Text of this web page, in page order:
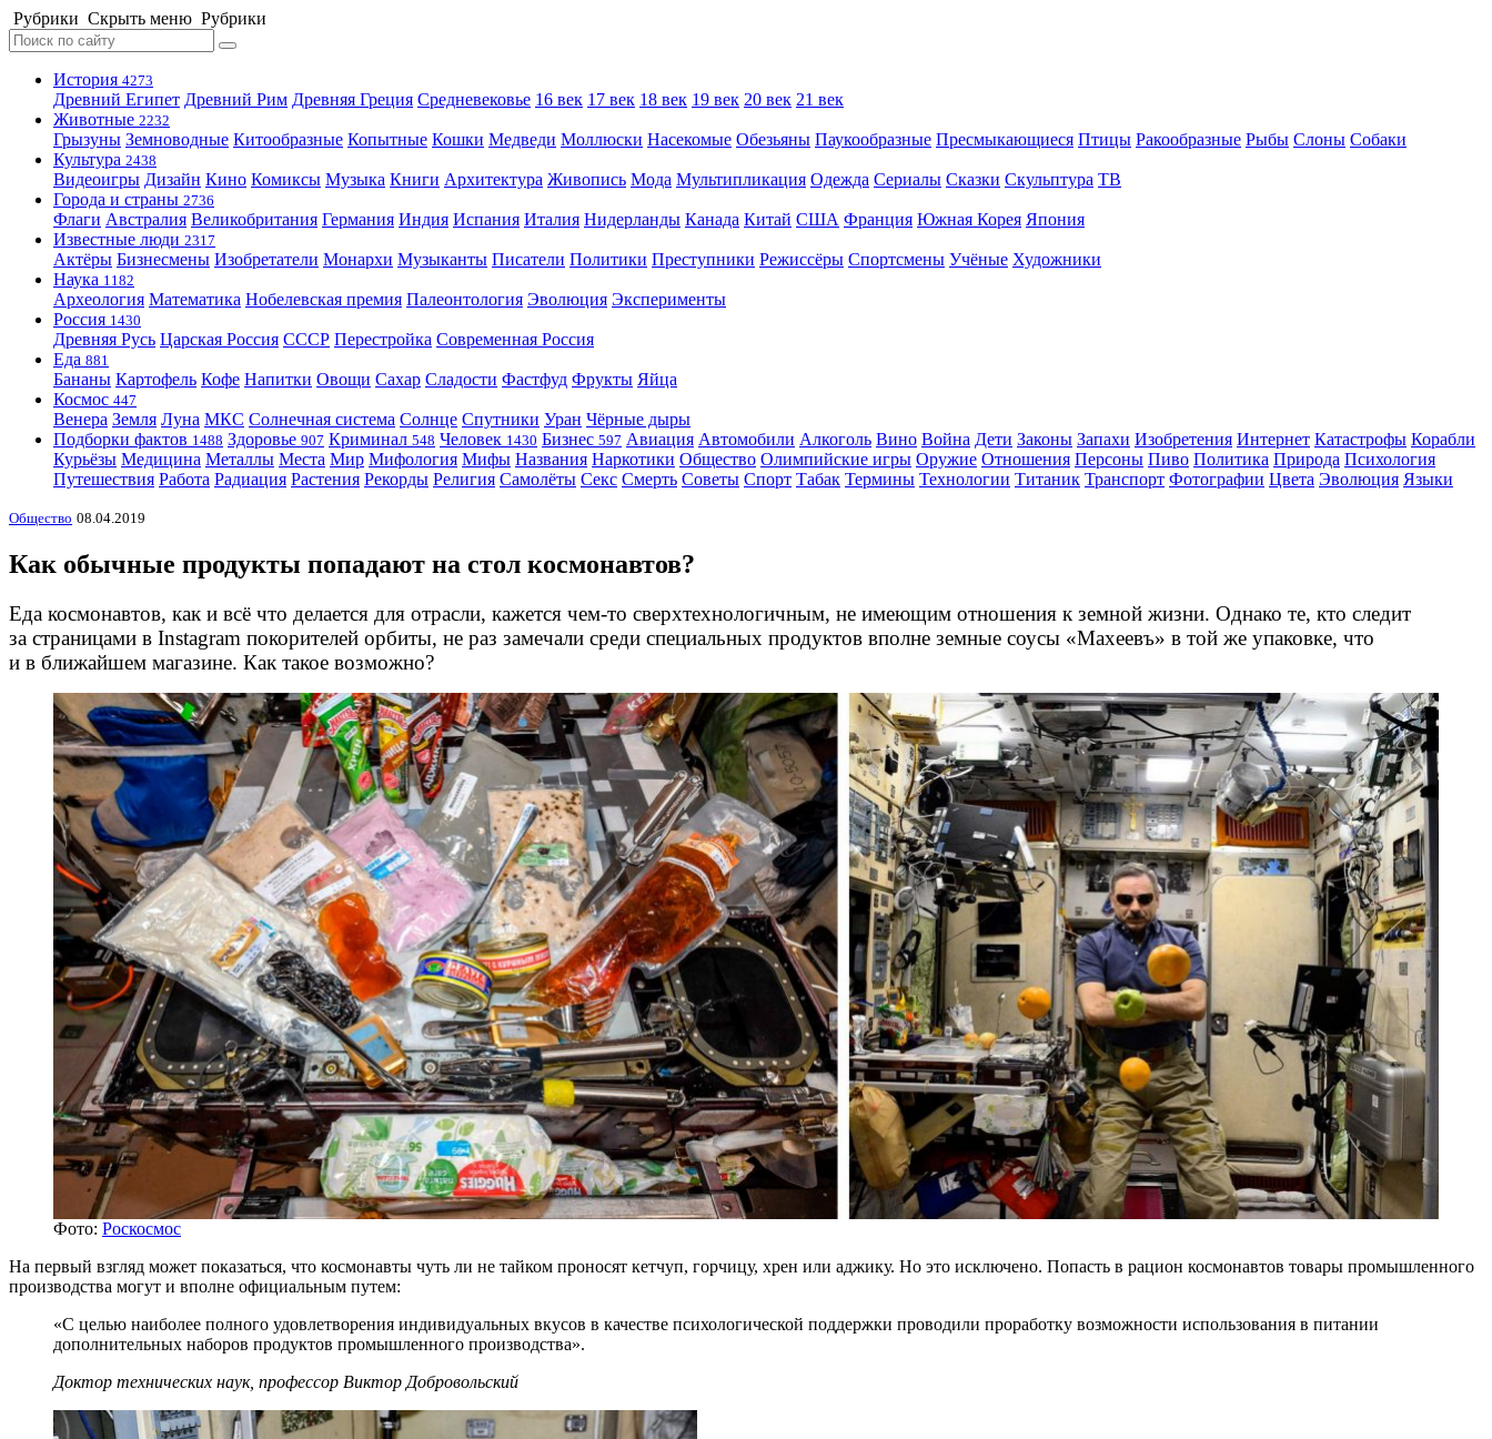
Рубрики Скрыть меню Рубрики
История 4273
Древний Египет Древний Рим Древняя Греция Средневековье 16 век 17 век 18 век 19 век 20 век 21 век
Животные 2232
Грызуны Земноводные Китообразные Копытные Кошки Медведи Моллюски Насекомые Обезьяны Паукообразные Пресмыкающиеся Птицы Ракообразные Рыбы Слоны Собаки
Культура 2438
Видеоигры Дизайн Кино Комиксы Музыка Книги Архитектура Живопись Мода Мультипликация Одежда Сериалы Сказки Скульптура ТВ
Города и страны 2736
Флаги Австралия Великобритания Германия Индия Испания Италия Нидерланды Канада Китай США Франция Южная Корея Япония
Известные люди 2317
Актёры Бизнесмены Изобретатели Монархи Музыканты Писатели Политики Преступники Режиссёры Спортсмены Учёные Художники
Наука 1182
Археология Математика Нобелевская премия Палеонтология Эволюция Эксперименты
Россия 1430
Древняя Русь Царская Россия СССР Перестройка Современная Россия
Еда 881
Бананы Картофель Кофе Напитки Овощи Сахар Сладости Фастфуд Фрукты Яйца
Космос 447
Венера Земля Луна МКС Солнечная система Солнце Спутники Уран Чёрные дыры
Подборки фактов 1488 Здоровье 907 Криминал 548 Человек 1430 Бизнес 597 Авиация Автомобили Алкоголь Вино Война Дети Законы Запахи Изобретения Интернет Катастрофы Корабли
Курьёзы Медицина Металлы Места Мир Мифология Мифы Названия Наркотики Общество Олимпийские игры Оружие Отношения Персоны Пиво Политика Природа Психология
Путешествия Работа Радиация Растения Рекорды Религия Самолёты Секс Смерть Советы Спорт Табак Термины Технологии Титаник Транспорт Фотографии Цвета Эволюция Языки
Общество 08.04.2019
Как обычные продукты попадают на стол космонавтов?
Еда космонавтов, как и всё что делается для отрасли, кажется чем-то сверхтехнологичным, не имеющим отношения к земной жизни. Однако те, кто следит
за страницами в Instagram покорителей орбиты, не раз замечали среди специальных продуктов вполне земные соусы «Махеевъ» в той же упаковке, что
и в ближайшем магазине. Как такое возможно?
Фото: Роскосмос
На первый взгляд может показаться, что космонавты чуть ли не тайком проносят кетчуп, горчицу, хрен или аджику. Но это исключено. Попасть в рацион космонавтов товары промышленного
производства могут и вполне официальным путем:
«С целью наиболее полного удовлетворения индивидуальных вкусов в качестве психологической поддержки проводили проработку возможности использования в питании
дополнительных наборов продуктов промышленного производства».
Доктор технических наук, профессор Виктор Добровольский